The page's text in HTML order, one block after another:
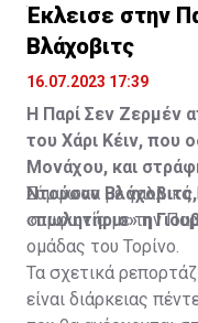
Έκλεισε στην
Βλάχοβιτς
16.07.2023 17:39
Η Παρί Σεν Ζερμέν
του Χάρι Κέιν, που
Μονάχου, και
Ντούσαν
«πωλητήριο» η
Σύμφωνα με
συμφωνία με την
ομάδας του Τορίνο.
Τα σχετικά
είναι διάρκειας